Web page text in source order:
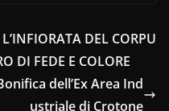
DEL CORPU
DI FEDE E COLORE
dell’Ex Area Ind
ustriale di Crotone